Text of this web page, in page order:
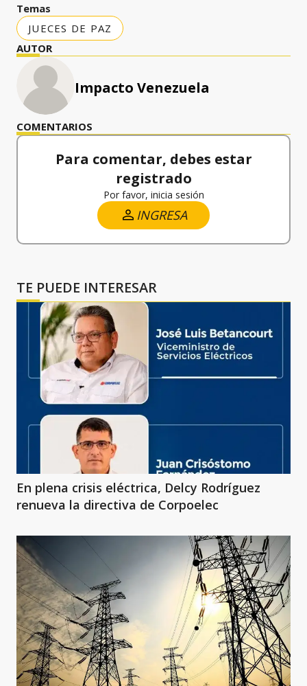
Temas
JUECES DE PAZ
AUTOR
Impacto Venezuela
COMENTARIOS
Para comentar, debes estar
registrado
Por favor, inicia sesión
INGRESA
TE PUEDE INTERESAR
En plena crisis eléctrica, Delcy Rodríguez
renueva la directiva de Corpoelec